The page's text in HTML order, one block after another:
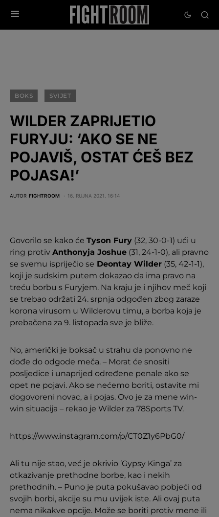
BOKS SVIJET
WILDER ZAPRIJETIO
FURYJU: ‘AKO SE NE
POJAVIŠ, OSTAT ĆEŠ BEZ
POJASA!’
AUTOR FIGHTROOM 16. RUJNA 2021. 16:14
Govorilo se kako će Tyson Fury (32, 30-0-1) ući u
ring protiv Anthonyja Joshue (31, 24-1-0), ali pravno
se svemu ispriječio se Deontay Wilder (35, 42-1-1),
koji je sudskim putem dokazao da ima pravo na
treću borbu s Furyjem. Na kraju je i njihov meč koji
se trebao održati 24. srpnja odgođen zbog zaraze
korona virusom u Wilderovu timu, a borba koja je
prebačena za 9. listopada sve je bliže.
No, američki je boksač u strahu da ponovno ne
dođe do odgode meča. – Morat će snositi
posljedice i unaprijed određene penale ako se
opet ne pojavi. Ako se nećemo boriti, ostavite mi
dogovoreni novac, a i pojas. Ovo je za mene win-
win situacija – rekao je Wilder za 78Sports TV.
https://www.instagram.com/p/CT0Z1y6PbG0/
Ali tu nije stao, već je okrivio ‘Gypsy Kinga’ za
otkazivanje prethodne borbe, kao i nekih
prethodnih. – Puno je puta pokušavao pobjeći od
svojih borbi, akcije su mu uvijek iste. Ali ovaj puta
nema nikakve opcije. Može se boriti protiv mene ili